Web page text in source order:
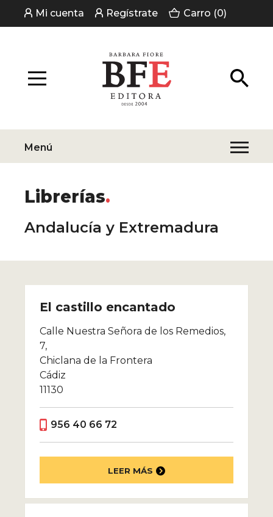
Mi cuenta Regístrate Carro (0)
Menú
Librerías
Andalucía y Extremadura
El castillo encantado
Calle Nuestra Señora de los Remedios,
7,
Chiclana de la Frontera
Cádiz
11130
956 40 66 72
LEER MÁS